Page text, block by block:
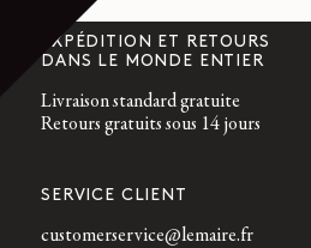
EXPÉDITION ET RETOURS
DANS LE MONDE ENTIER
Livraison standard gratuite
Retours gratuits sous 14 jours
SERVICE CLIENT
customerservice@lemaire.fr